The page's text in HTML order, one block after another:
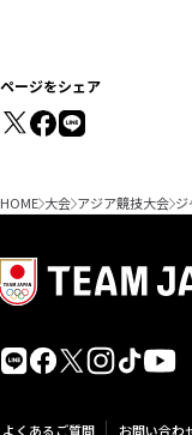
ページをシェア
HOME 大会 アジア競技大会
よくあるご質問 お問い合わ